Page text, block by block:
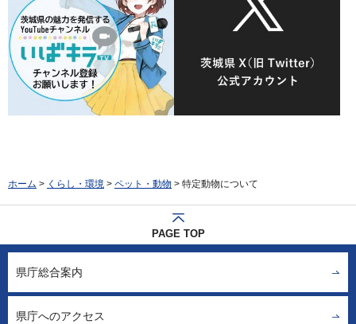
ホーム > くらし・環境 > ペット・動物 > 特定動物について
PAGE TOP
県庁総合案内
県庁へのアクセス